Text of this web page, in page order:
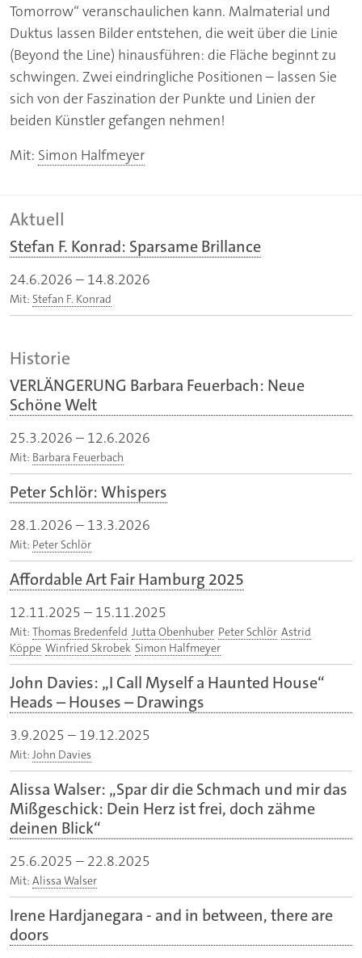
Tomorrow“ veranschaulichen kann. Malmaterial und
Duktus lassen Bilder entstehen, die weit über die Linie
(Beyond the Line) hinausführen: die Fläche beginnt zu
schwingen. Zwei eindringliche Positionen – lassen Sie
sich von der Faszination der Punkte und Linien der
beiden Künstler gefangen nehmen!
Mit: Simon Halfmeyer
Aktuell
Stefan F. Konrad: Sparsame Brillance
24.6.2026 – 14.8.2026
Mit: Stefan F. Konrad
Historie
VERLÄNGERUNG Barbara Feuerbach: Neue
Schöne Welt
25.3.2026 – 12.6.2026
Mit: Barbara Feuerbach
Peter Schlör: Whispers
28.1.2026 – 13.3.2026
Mit: Peter Schlör
Affordable Art Fair Hamburg 2025
12.11.2025 – 15.11.2025
Mit: Thomas Bredenfeld Jutta Obenhuber Peter Schlör Astrid
Köppe Winfried Skrobek Simon Halfmeyer
John Davies: „I Call Myself a Haunted House“
Heads – Houses – Drawings
3.9.2025 – 19.12.2025
Mit: John Davies
Alissa Walser: „Spar dir die Schmach und mir das
Mißgeschick: Dein Herz ist frei, doch zähme
deinen Blick“
25.6.2025 – 22.8.2025
Mit: Alissa Walser
Irene Hardjanegara - and in between, there are
doors